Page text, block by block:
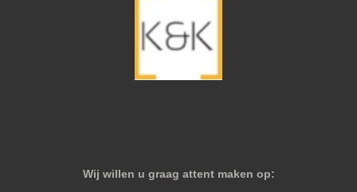
Wij willen u graag attent maken op: